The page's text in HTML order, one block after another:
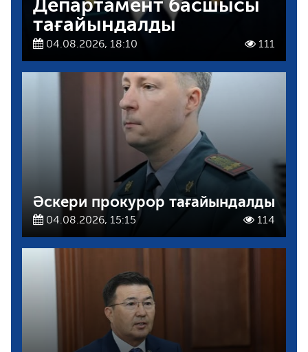
Департамент басшысы
тағайындалды
04.08.2026, 18:10 111
Әскери прокурор тағайындалды
04.08.2026, 15:15 114